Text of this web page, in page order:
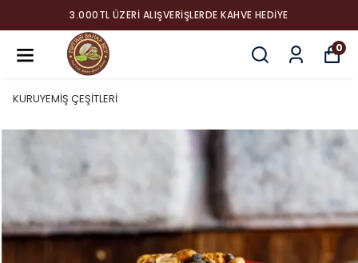
3.000TL ÜZERI ALIŞVERIŞLERDE KAHVE HEDIYE
0
KURUYEMİŞ ÇEŞİTLERİ